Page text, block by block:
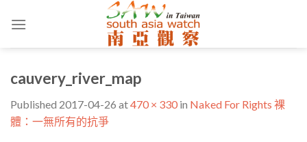
cauvery_river_map
Published 2017-04-26 at470 × 330 in Naked For Rights 裸
體：一無所有的抗爭